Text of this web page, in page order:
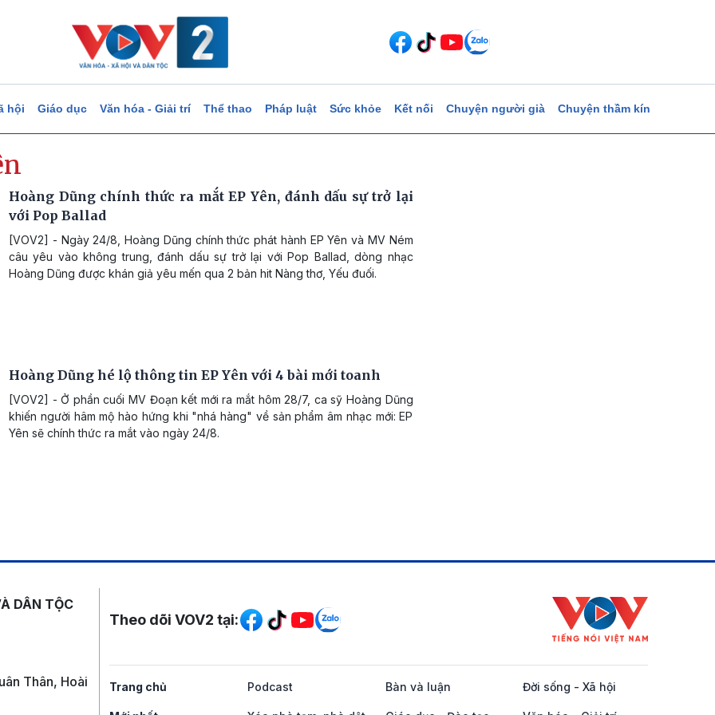
hội Giáo dục Văn hóa - Giải trí Thể thao Pháp luật Sức khỏe Kết nối Chuyện người già Chuyện thầm kín
Hoàng Dũng chính thức ra mắt EP Yên, đánh dấu sự trở lại
với Pop Ballad
[VOV2] - Ngày 24/8, Hoàng Dũng chính thức phát hành EP Yên và MV Ném
câu yêu vào không trung, đánh dấu sự trở lại với Pop Ballad, dòng nhạc
Hoàng Dũng được khán giả yêu mến qua 2 bản hit Nàng thơ, Yếu đuối.
Hoàng Dũng hé lộ thông tin EP Yên với 4 bài mới toanh
[VOV2] - Ở phần cuối MV Đoạn kết mới ra mắt hôm 28/7, ca sỹ Hoàng Dũng
khiến người hâm mộ hào hứng khi "nhá hàng" về sản phẩm âm nhạc mới: EP
Yên sẽ chính thức ra mắt vào ngày 24/8.
DÂN TỘC
Thân, Hoài
Mạng xã hội
Theo dõi VOV2 tại:
Trang chủ Podcast Bàn và luận Đời sống - Xã hội